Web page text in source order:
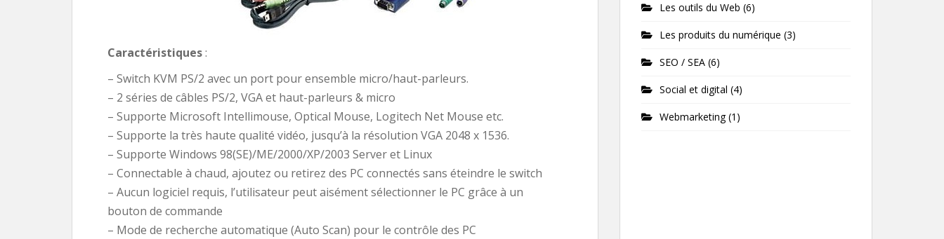
Caractéristiques:
– Switch KVM PS/2 avec un port pour ensemble micro/haut-parleurs.
– 2 séries de câbles PS/2, VGA et haut-parleurs & micro
– Supporte Microsoft Intellimouse, Optical Mouse, Logitech Net Mouse etc.
– Supporte la très haute qualité vidéo, jusqu’à la résolution VGA 2048 x 1536.
– Supporte Windows 98(SE)/ME/2000/XP/2003 Server et Linux
– Connectable à chaud, ajoutez ou retirez des PC connectés sans éteindre le switch
– Aucun logiciel requis, l’utilisateur peut aisément sélectionner le PC grâce à un
bouton de commande
– Mode de recherche automatique (Auto Scan) pour le contrôle des PC
Les outils du Web (6)
Les produits du numérique (3)
SEO / SEA (6)
Social et digital (4)
Webmarketing(1)